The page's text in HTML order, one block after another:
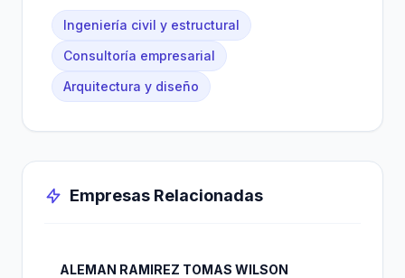
Ingeniería civil y estructural
Consultoría empresarial
Arquitectura y diseño
Empresas Relacionadas
ALEMAN RAMIREZ TOMAS WILSON